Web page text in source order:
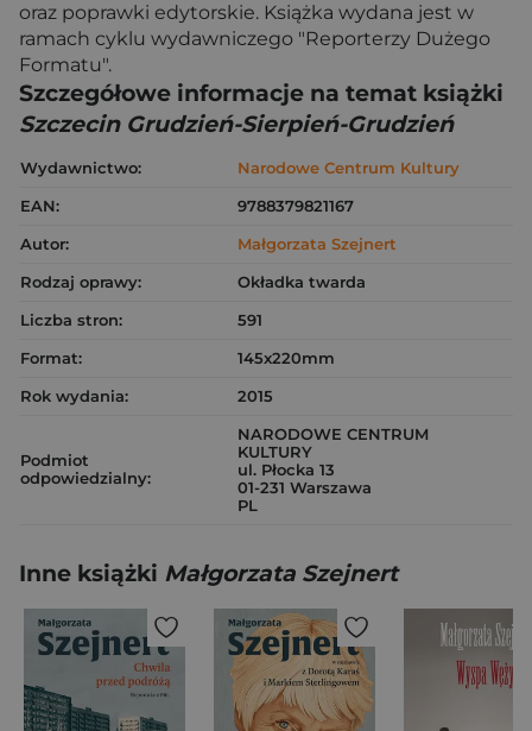
oraz poprawki edytorskie. Książka wydana jest w
ramach cyklu wydawniczego "Reporterzy Dużego
Formatu".
Szczegółowe informacje na temat książki
Szczecin Grudzień-Sierpień-Grudzień
Wydawnictwo:
Narodowe Centrum Kultury
EAN:
9788379821167
Autor:
Małgorzata Szejnert
Rodzaj oprawy:
Okładka twarda
Liczba stron:
591
Format:
145x220mm
Rok wydania:
2015
Podmiot
odpowiedzialny:
NARODOWE CENTRUM
KULTURY
ul. Płocka 13
01-231 Warszawa
PL
Inne książki Małgorzata Szejnert